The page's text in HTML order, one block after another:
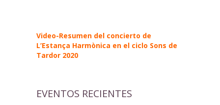
Video-Resumen del concierto de
L’Estança Harmònica en el ciclo Sons de
Tardor 2020
EVENTOS RECIENTES